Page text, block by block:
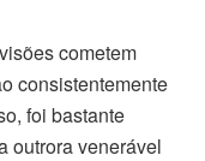
cometem
consistentemente
foi bastante
outrora venerável